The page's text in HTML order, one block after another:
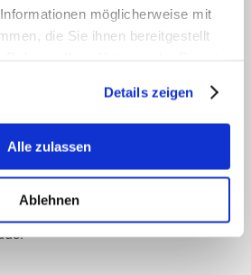
möglicherweise mit
die Sie ihnen bereitgestellt
Details zeigen
Alle zulassen
Ablehnen
DER AOB
Trockenes Auge (Sicca-Syndrom)
Augen? In unserer Sicca-
finden wir die Ursache
Ihrer trockenen Augen heraus und